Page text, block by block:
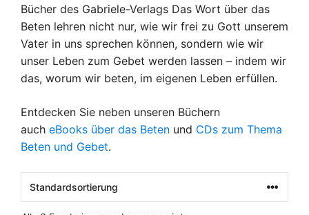
Bücher des Gabriele-Verlags Das Wort über das
Beten lehren nicht nur, wie wir frei zu Gott unserem
Vater in uns sprechen können, sondern wie wir
unser Leben zum Gebet werden lassen – indem wir
das, worum wir beten, im eigenen Leben erfüllen.
Entdecken Sie neben unseren Büchern
auch eBooks über das Beten und CDs zum Thema
Beten und Gebet.